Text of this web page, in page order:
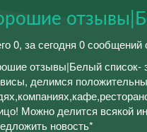
0, за сегодня 0 сообщений
отзывы|Белый список-
делимся
Можно делится всякой
новость*